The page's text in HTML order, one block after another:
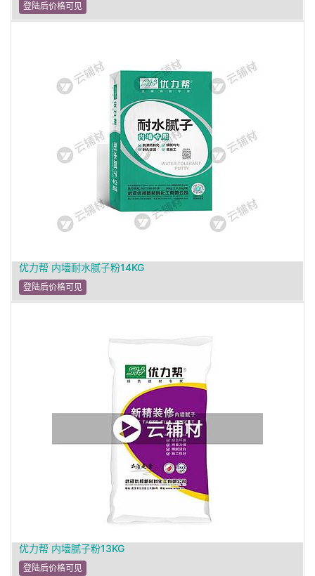
登陆后价格可见
优力帮 内墙耐水腻子粉14KG
登陆后价格可见
优力帮 内墙腻子粉13KG
登陆后价格可见